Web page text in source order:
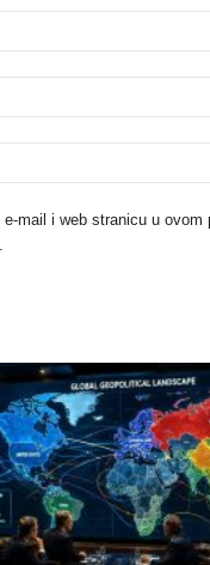
mail i web stranicu u ovom